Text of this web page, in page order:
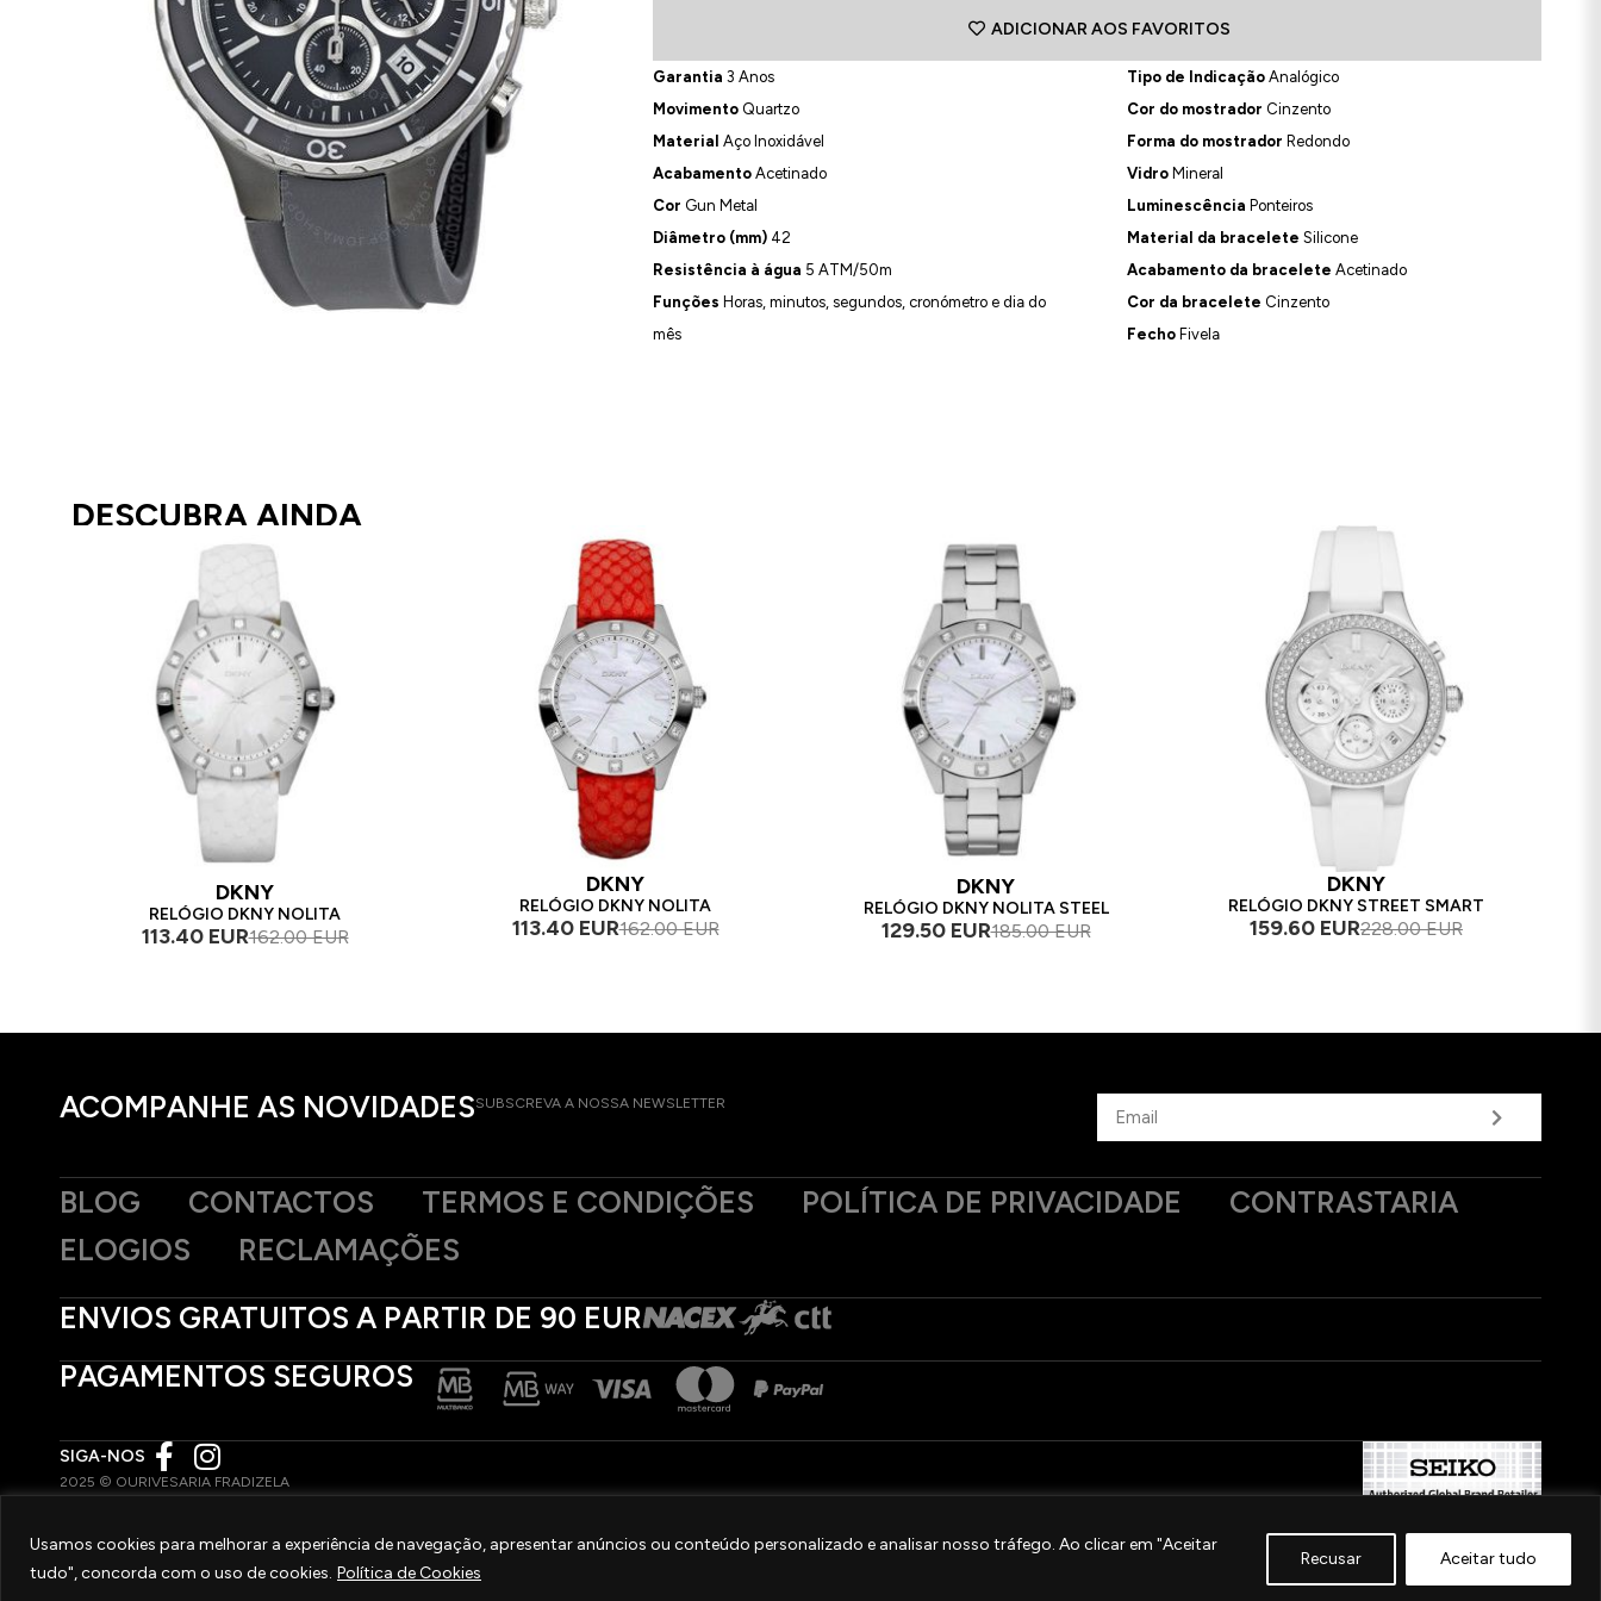
Usamos cookies para melhorar a experiência de navegação, apresentar anúncios ou conteúdo personalizado e analisar nosso tráfego. Ao clicar em "Aceitar
tudo", concorda com o uso de cookies. Política de Cookies
Recusar Aceitar tudo
ADICIONAR AOS FAVORITOS
Garantia 3 Anos
MovimentoQuartzo
Material Aço Inoxidável
AcabamentoAcetinado
Cor Gun Metal
Diâmetro (mm)42
Resistência à água 5 ATM/50m
Funções Horas, minutos, segundos, cronómetro e dia do
mês
Tipo de IndicaçãoAnalógico
Cor do mostrador Cinzento
Forma do mostrador Redondo
VidroMineral
Luminescência Ponteiros
Material da bracelete Silicone
Acabamento da bracelete Acetinado
Cor da bracelete Cinzento
FechoFivela
DESCUBRA AINDA
DKNY
RELÓGIO DKNY NOLITA
113.40 EUR162.00 EUR
DKNY
RELÓGIO DKNY NOLITA
113.40 EUR162.00 EUR
DKNY
RELÓGIO DKNY NOLITA STEEL
129.50 EUR185.00 EUR
DKNY
RELÓGIO DKNY STREET SMART
159.60 EUR228.00 EUR
ACOMPANHE AS NOVIDADESSUBSCREVA A NOSSA NEWSLETTER
BLOG CONTACTOS TERMOS E CONDIÇÕES POLÍTICA DE PRIVACIDADE
CONTRASTARIA
ELOGIOS
RECLAMAÇÕES
ENVIOS GRATUITOS A PARTIR DE 90 EUR
PAGAMENTOS SEGUROS
SIGA-NOS
2025 © OURIVESARIA FRADIZELA